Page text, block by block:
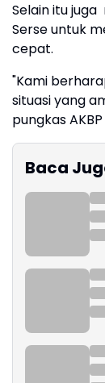
Selain itu
Serse untuk
cepat.
"Kami
situasi yang
pungkas
Baca